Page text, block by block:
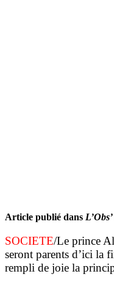
Article publié dans L’Obs’
SOCIETE/Le prince
seront parents d’ici la
rempli de joie la